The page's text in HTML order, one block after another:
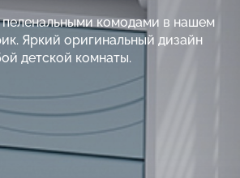
комодами в нашем
Яркий оригинальный дизайн
детской комнаты.